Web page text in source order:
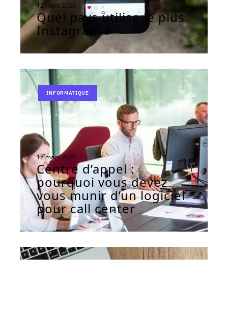
12 mars 2026
Quel pays utilise le plus
Instagram ?
INFORMATIQUE
12 mars 2026
Centre d’appel :
pourquoi vous devez
vous munir d’un logiciel
pour call center